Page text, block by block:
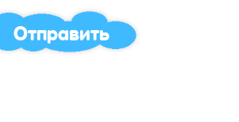
Отправить